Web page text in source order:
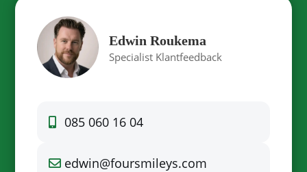
Edwin Roukema
Specialist Klantfeedback
085 060 16 04
edwin@foursmileys.com